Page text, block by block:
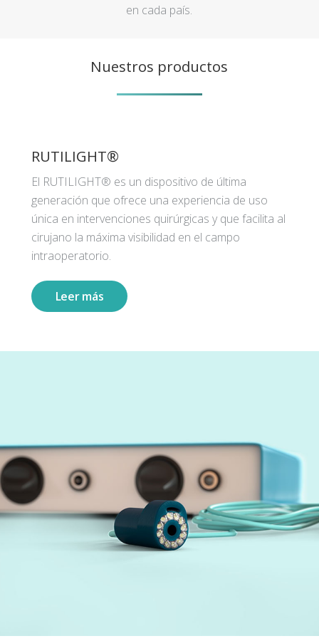
en cada país.
Nuestros productos
RUTILIGHT®
El RUTILIGHT® es un dispositivo de última
generación que ofrece una experiencia de uso
única en intervenciones quirúrgicas y que facilita al
cirujano la máxima visibilidad en el campo
intraoperatorio.
Leer más